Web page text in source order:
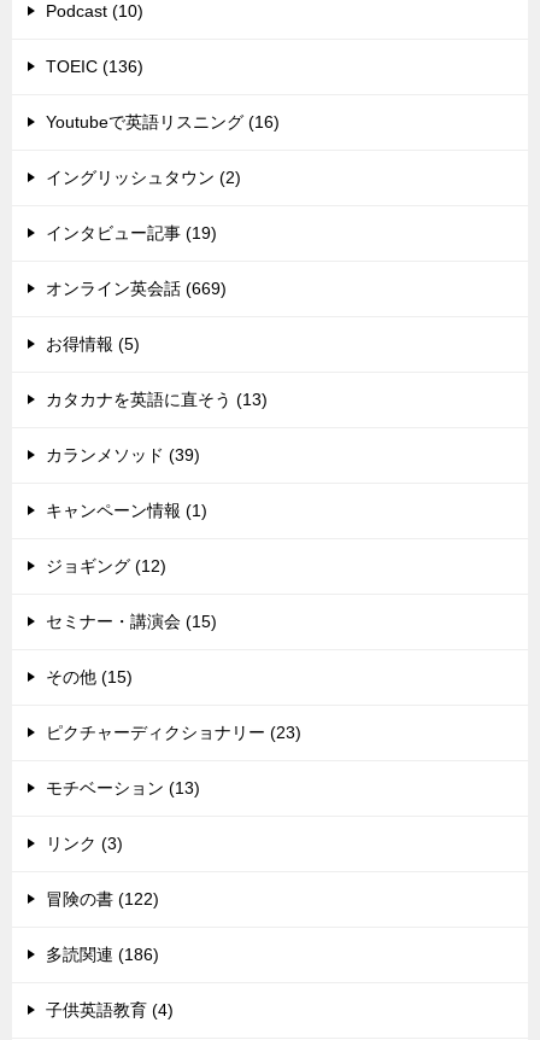
Podcast (10)
TOEIC (136)
Youtubeで英語リスニング (16)
イングリッシュタウン (2)
インタビュー記事 (19)
オンライン英会話 (669)
お得情報 (5)
カタカナを英語に直そう (13)
カランメソッド (39)
キャンペーン情報 (1)
ジョギング (12)
セミナー・講演会 (15)
その他 (15)
ピクチャーディクショナリー (23)
モチベーション (13)
リンク (3)
冒険の書 (122)
多読関連 (186)
子供英語教育 (4)